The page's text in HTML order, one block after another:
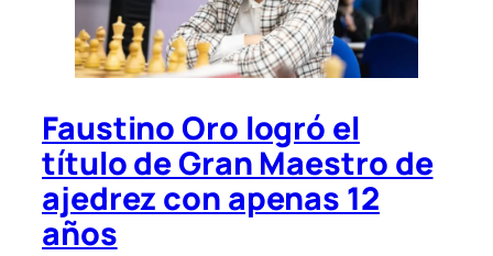
Faustino Oro logró el
título de Gran Maestro de
ajedrez con apenas 12
años